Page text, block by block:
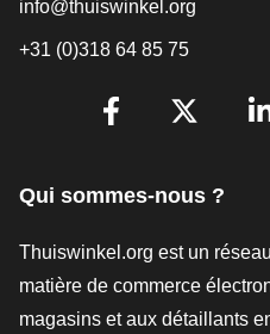
info@thuiswinkel.org
+31 (0)318 64 85 75
Qui sommes-nous ?
Thuiswinkel.org est un
matière de commerce
magasins et aux détaillants